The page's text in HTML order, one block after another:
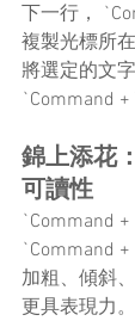
下一行，
複製光標所
將選定的文
`Command +
錦上添花
可讀性
`Command +
`Command
加粗、傾斜
更具表現力